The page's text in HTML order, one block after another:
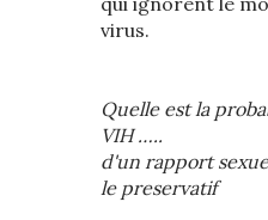
virus.
Quelle est la
VIH …..
d'un rapport
le preservatif